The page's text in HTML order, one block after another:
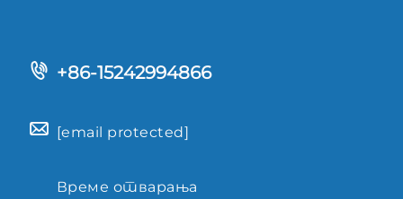
+86-15242994866
[email protected]
Време отварања